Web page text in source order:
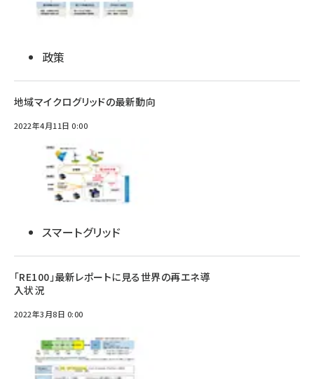
政策
地域マイクログリッドの最新動向
2022年4月11日 0:00
スマートグリッド
「RE100」最新レポートに見る世界の再エネ導
入状況
2022年3月8日 0:00